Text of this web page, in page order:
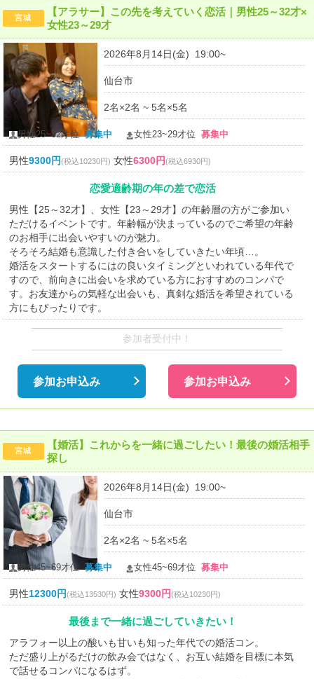
宮城
【アラサー】この先を考えていく恋活｜男性25～32才×
女性23～29才
2026年8月14日(金) 19:00~
仙台市
2名×2名 ~ 5名×5名
男性25~32才位募集中 女性23~29才位 募集中
男性9300円(税込10230円) 女性6300円(税込6930円)
恋愛適齢期の年の差で恋活
男性【25～32才】、女性【23～29才】の年齢層の方がご参加い
ただけるイベントです。年齢幅が決まっているのでご希望の年齢
のお相手に出会いやすいのが魅力。
そろそろ結婚も意識した付き合いをしていきたい年頃…。
婚活をスタートするにはの良いタイミングといわれている年代で
すので、前向きに出会いを求めている方におすすめのコンパで
す。お友達からの気軽な出会いも、真剣な婚活を希望されている
方にもぴったりです。
参加者受付中！
参加お申込み 参加お申込み
宮城
【婚活】これからを一緒に過ごしたい！最後の婚活相手
探し
2026年8月14日(金) 19:00~
仙台市
2名×2名 ~ 5名×5名
男性45~69才位募集中 女性45~69才位 募集中
男性12300円(税込13530円) 女性9300円(税込10230円)
最後まで一緒に過ごしていきたい！
アラフォー以上の酸いも甘いも知った年代での婚活コン。
ただ盛り上がるだけの飲み会ではなく、お互い結婚を目標に本気
で話せるコンパになるはず。